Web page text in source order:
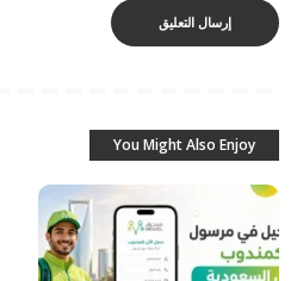
You Might Also Enjoy